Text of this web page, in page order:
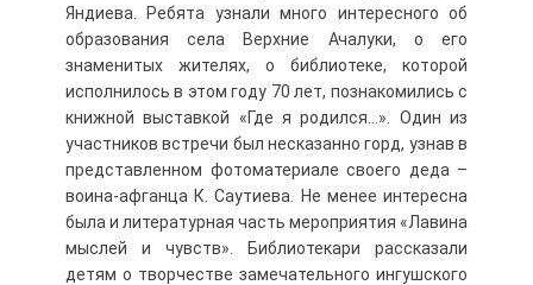
Яндиева. Ребята узнали много интересного об
образования села Верхние Ачалуки, о его
знаменитых жителях, о библиотеке, которой
исполнилось в этом году 70 лет, познакомились с
книжной выставкой «Где я родился…». Один из
участников встречи был несказанно горд, узнав в
представленном фотоматериале своего деда –
воина-афганца К. Саутиева. Не менее интересна
была и литературная часть мероприятия «Лавина
мыслей и чувств». Библиотекари рассказали
детям о творчестве замечательного ингушского